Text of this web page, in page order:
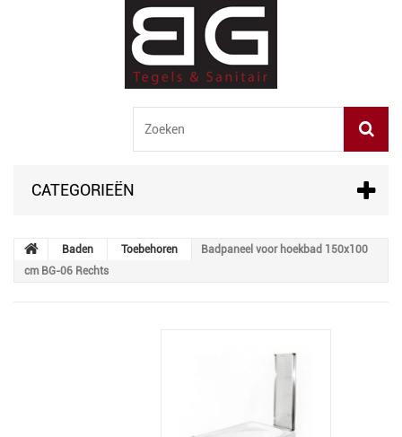
CATEGORIEËN
Baden Toebehoren
Badpaneel voor hoekbad 150x100
cm BG-06 Rechts